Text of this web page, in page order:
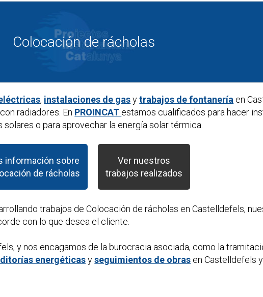
Colocación de rácholas
, instalaciones de gasytrabajos de fontanería en
radiadores. En PROINCAT estamos cualificados para hacer
o para aprovechar la energía solar térmica.
información sobre
de rácholas
Ver nuestros
trabajos realizados
trabajos deColocación de rácholas en Castelldefels,
con lo que desea el cliente.
y nos encagamos de la burocracia asociada, como la
energéticasyseguimientos de obras en Castelldefels